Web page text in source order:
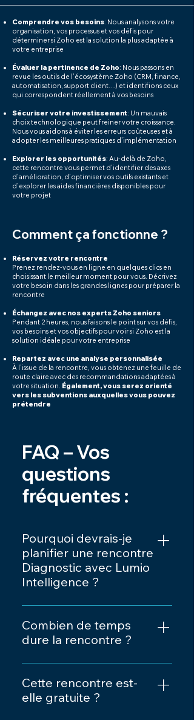
Comprendre vos besoins: Nous analysons votre
organisation, vos processus et vos défis pour
déterminer si Zoho est la solution la plus adaptée à
votre entreprise
Évaluer la pertinence de Zoho: Nous passons en
revue les outils de l’écosystème Zoho (CRM, finance,
automatisation, support client…) et identifions ceux
qui correspondent réellement à vos besoins
Sécuriser votre investissement: Un mauvais
choix technologique peut freiner votre croissance.
Nous vous aidons à éviter les erreurs coûteuses et à
adopter les meilleures pratiques d’implémentation
Explorer les opportunités: Au-delà de Zoho,
cette rencontre vous permet d’identifier des axes
d’amélioration, d’optimiser vos outils existants et
d’explorer les aides financières disponibles pour
votre projet
Comment ça fonctionne ?
Réservez votre rencontre
Prenez rendez-vous en ligne en quelques clics en
choisissant le meilleur moment pour vous. Décrivez
votre besoin dans les grandes lignes pour préparer la
rencontre​
Échangez avec nos experts Zoho seniors
Pendant 2 heures, nous faisons le point sur vos défis,
vos besoins et vos objectifs pour voir si Zoho est la
solution idéale pour votre entreprise
Repartez avec une analyse personnalisée
À l’issue de la rencontre, vous obtenez une feuille de
route claire avec des recommandations adaptées à
votre situation. Également, vous serez orienté
vers les subventions auxquelles vous pouvez
prétendre
FAQ – Vos
questions
fréquentes :
Pourquoi devrais-je
planifier une rencontre
Diagnostic avec Lumio
Intelligence ?
Une rencontre Diagnostic vous
permet de découvrir si Zoho
CRM ou une autre application
spécifiques, tout en bénéficiant
de conseils personnalisés d’un
partenaire Zoho certifié autant
Combien de temps
dure la rencontre ?
La rencontre dure généralement
1h parfois 1h30. Cela suffit pour
discuter de vos objectifs,
Cette rencontre est-
elle gratuite ?